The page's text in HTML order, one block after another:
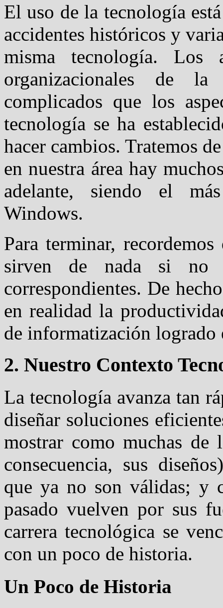
El uso de la tecnología
accidentes históricos y
misma tecnología. Los
organizacionales de
complicados que los
tecnología se ha
hacer cambios. Tratemos
en nuestra área hay
adelante, siendo el
Windows.
Para terminar,
sirven de nada si no
correspondientes. De
en realidad la
de informatización
2. Nuestro Contexto
La tecnología avanza tan
diseñar soluciones
mostrar como muchas de
consecuencia, sus
que ya no son válidas; y
pasado vuelven por sus
carrera tecnológica se
con un poco de historia.
Un Poco de Historia